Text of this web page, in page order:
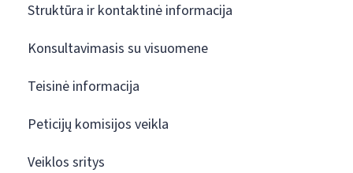
Struktūra ir kontaktinė informacija
Konsultavimasis su visuomene
Teisinė informacija
Peticijų komisijos veikla
Veiklos sritys